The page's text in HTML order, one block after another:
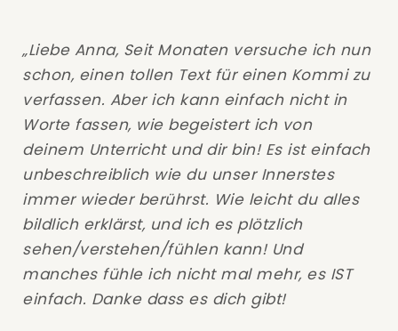
„Liebe Anna, Seit Monaten versuche ich nun
schon, einen tollen Text für einen Kommi zu
verfassen. Aber ich kann einfach nicht in
Worte fassen, wie begeistert ich von
deinem Unterricht und dir bin! Es ist einfach
unbeschreiblich wie du unser Innerstes
immer wieder berührst. Wie leicht du alles
bildlich erklärst, und ich es plötzlich
sehen/verstehen/fühlen kann! Und
manches fühle ich nicht mal mehr, es IST
einfach. Danke dass es dich gibt!